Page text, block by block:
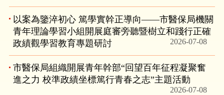
以案為鑒淬初心 篤學實幹正導向——市醫保局機關
青年理論學習小組開展庭審旁聽暨樹立和踐行正確
政績觀學習教育專題研討
2026-07-08
市醫保局組織開展青年幹部“回望百年征程凝聚奮
進之力 校準政績坐標篤行青春之志”主題活動
2026-07-08